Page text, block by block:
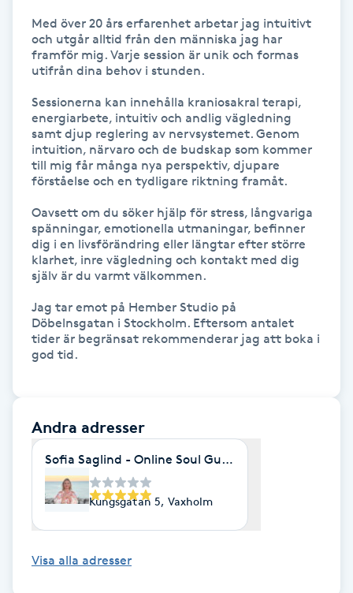
Gel naglar
Gellack
Gellack med förstärkning
Gravidmassage
Gravidyoga
Gruppträning
Gua Sha-massage
Hatha Yoga
Headspa
Healing
Med över 20 års erfarenhet arbetar jag intuitivt
och utgår alltid från den människa jag har
framför mig. Varje session är unik och formas
utifrån dina behov i stunden.
Sessionerna kan innehålla kraniosakral terapi,
energiarbete, intuitiv och andlig vägledning
samt djup reglering av nervsystemet. Genom
intuition, närvaro och de budskap som kommer
till mig får många nya perspektiv, djupare
förståelse och en tydligare riktning framåt.
Oavsett om du söker hjälp för stress, långvariga
spänningar, emotionella utmaningar, befinner
dig i en livsförändring eller längtar efter större
klarhet, inre vägledning och kontakt med dig
själv är du varmt välkommen.
Jag tar emot på Hember Studio på
Döbelnsgatan i Stockholm. Eftersom antalet
tider är begränsat rekommenderar jag att boka i
god tid.
Andra adresser
Sofia Saglind - Online Soul Guidance
Kungsgatan 5, Vaxholm
Visa alla adresser